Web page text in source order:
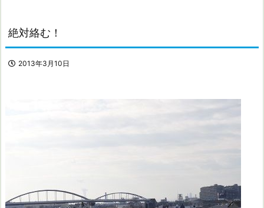
絶対絡む！
2013年3月10日